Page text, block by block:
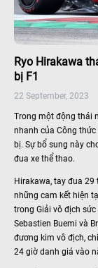
Ryo Hirakawa
bị F1
22 September, 2023
Trong một động thái
nhanh của Công
bị. Sự bổ sung này
đua xe thể thao.
Hirakawa, tay đua
những cam kết hiện
trong Giải vô địch
Sebastien Buemi và
đương kim vô địch,
24 giờ danh giá vào